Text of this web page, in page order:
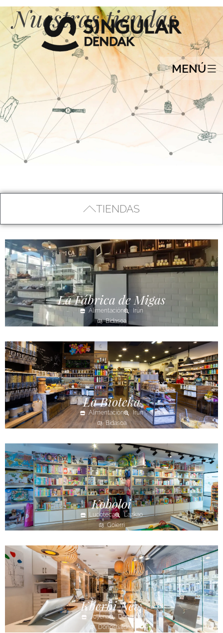
MENÚ
Nuestras tiendas
TIENDAS
La Fábrica de Migas
Alimentación
Irún
Bidasoa
La Bioteka
Alimentación
Irún
Bidasoa
Koboloi
Ludoteca
Lazkao
Goierri
Kberbi New
Joyería
Donostia
Donostialdea